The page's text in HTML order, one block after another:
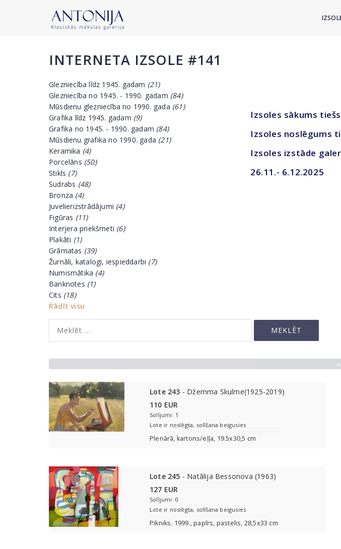
INTERNETA IZSOLE #141
Glezniecība līdz 1945. gadam (21)
Glezniecība no 1945. - 1990. gadam (84)
Mūsdienu glezniecība no 1990. gada (61)
Grafika līdz 1945. gadam (9)
Grafika no 1945. - 1990. gadam (84)
Mūsdienu grafika no 1990. gada (21)
Keramika (4)
Porcelāns (50)
Stikls (7)
Sudrabs (48)
Bronza (4)
Juvelierizstrādājumi (4)
Figūras (11)
Interjera priekšmeti (6)
Plakāti (1)
Grāmatas (39)
Žurnāli, katalogi, iespieddarbi (7)
Numismātika (4)
Banknotes (1)
Cits (18)
Rādīt visu
Izsoles sākums
Izsoles noslēgums
Izsoles izstāde
26.11.- 6.12.2025
Lote 243 - Džemma Skulme(1925-2019)
110 EUR
Solījumi: 1
Lote ir noslēgta, solīšana beigusies
Plenārā, kartons/eļļa, 19.5x30,5 cm
Lote 245 - Natālija Bessonova (1963)
127 EUR
Solījumi: 0
Lote ir noslēgta, solīšana beigusies
Pikniks. 1999., papīrs, pastelis, 28,5x33 cm